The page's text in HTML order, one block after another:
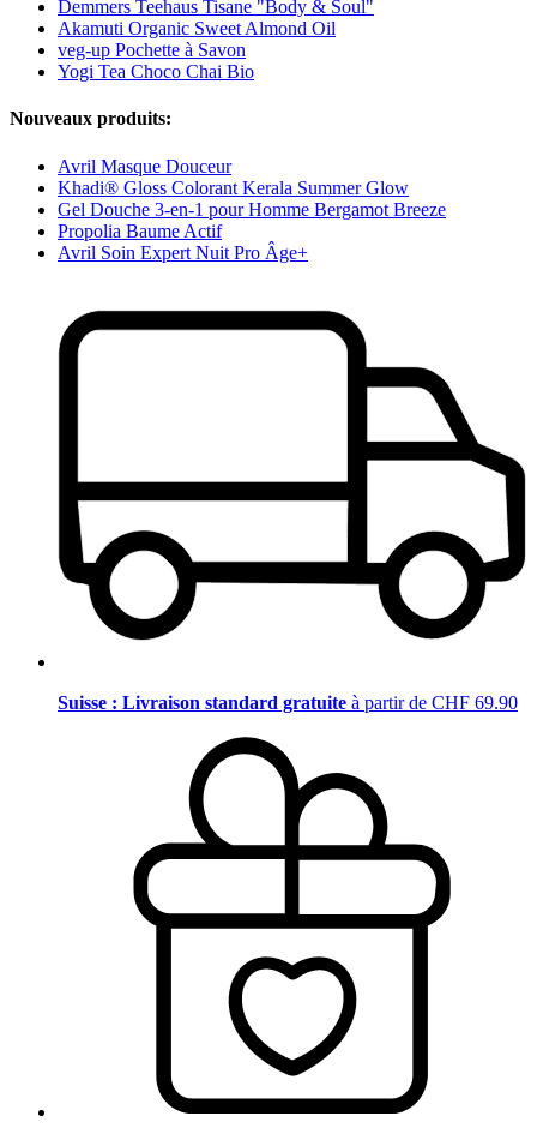
Demmers Teehaus Tisane "Body & Soul"
Akamuti Organic Sweet Almond Oil
veg-up Pochette à Savon
Yogi Tea Choco Chai Bio
Nouveaux produits:
Avril Masque Douceur
Khadi® Gloss Colorant Kerala Summer Glow
Gel Douche 3-en-1 pour Homme Bergamot Breeze
Propolia Baume Actif
Avril Soin Expert Nuit Pro Âge+
Suisse : Livraison standard gratuite à partir de CHF 69.90